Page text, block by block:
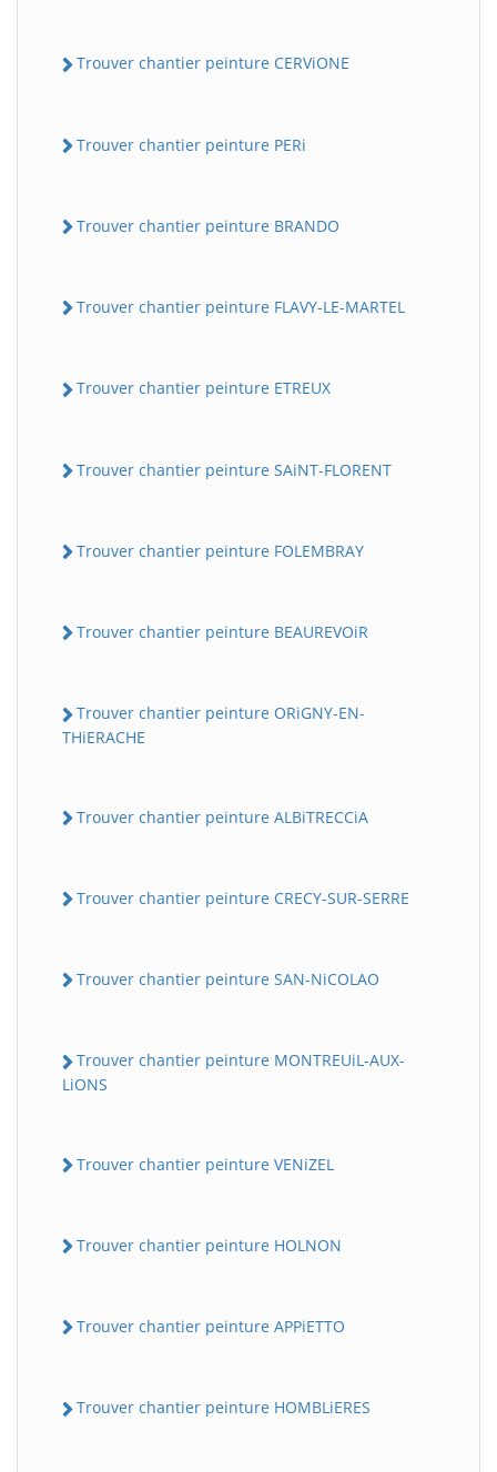
Trouver chantier peinture CERViONE
Trouver chantier peinture PERi
Trouver chantier peinture BRANDO
Trouver chantier peinture FLAVY-LE-MARTEL
Trouver chantier peinture ETREUX
Trouver chantier peinture SAiNT-FLORENT
Trouver chantier peinture FOLEMBRAY
Trouver chantier peinture BEAUREVOiR
Trouver chantier peinture ORiGNY-EN-
THiERACHE
Trouver chantier peinture ALBiTRECCiA
Trouver chantier peinture CRECY-SUR-SERRE
Trouver chantier peinture SAN-NiCOLAO
Trouver chantier peinture MONTREUiL-AUX-
LiONS
Trouver chantier peinture VENiZEL
Trouver chantier peinture HOLNON
Trouver chantier peinture APPiETTO
Trouver chantier peinture HOMBLiERES